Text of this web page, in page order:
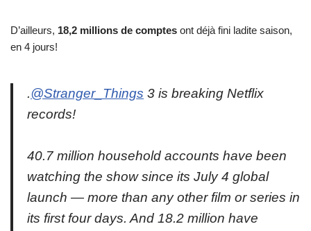
D’ailleurs, 18,2 millions de comptes ont déjà fini ladite saison,
en 4 jours!
.@Stranger_Things 3 is breaking Netflix
records!
40.7 million household accounts have been
watching the show since its July 4 global
launch — more than any other film or series in
its first four days. And 18.2 million have